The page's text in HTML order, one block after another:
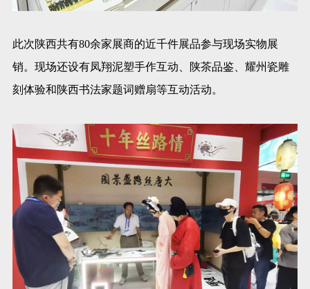
此次陕西共有80余家展商的近千件展品参与现场实物展
销。现场还设有凤翔泥塑手作互动、陕茶品鉴、耀州瓷雕
刻体验和陕西书法家题词赠扇等互动活动。